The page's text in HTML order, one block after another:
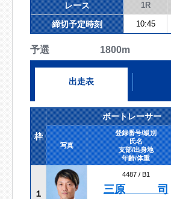
レース 1R
締切予定時刻 10:45
予選 1800m
出走表
枠
ボートレーサー
写真
登録番号/級別
氏名
支部/出身地
年齢/体重
１
4487 / B1
三原 司